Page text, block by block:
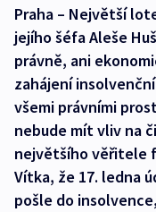
Praha – Největší
jejího šéfa Aleše
právně, ani
zahájení
všemi právními
nebude mít vliv na
největšího věřitele
Vítka, že 17. ledna
pošle do